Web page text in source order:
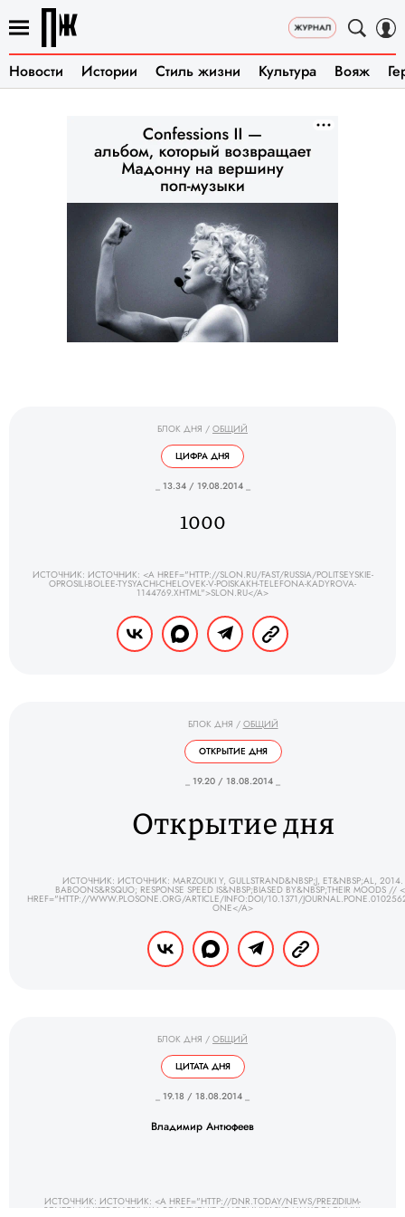
Новости Истории Стиль жизни Культура Вояж
БЛОК ДНЯ / ОБЩИЙ
ЦИФРА ДНЯ
_ 13.34 / 19.08.2014 _
1000
ИСТОЧНИК: ИСТОЧНИК: <A HREF="HTTP://SLON.RU/FAST/RUSSIA/POLITSEYSKIE-
OPROSILI-BOLEE-TYSYACHI-CHELOVEK-V-POISKAKH-TELEFONA-KADYROVA-
1144769.XHTML">SLON.RU</A>
БЛОК ДНЯ / ОБЩИЙ
ОТКРЫТИЕ ДНЯ
_ 19.20 / 18.08.2014 _
Открытие дня
ИСТОЧНИК: ИСТОЧНИК: MARZOUKI Y, GULLSTRAND&NBSP;J, ET&NBSP;AL, 2014.
BABOONS&RSQUO; RESPONSE SPEED IS&NBSP;BIASED BY&NBSP;THEIR MOODS //
HREF="HTTP://WWW.PLOSONE.ORG/ARTICLE/INFO:DOI/10.1371/
ONE</A>
БЛОК ДНЯ / ОБЩИЙ
ЦИТАТА ДНЯ
_ 19.18 / 18.08.2014 _
Владимир Антюфеев
ИСТОЧНИК: ИСТОЧНИК: <A HREF="HTTP://DNR.TODAY/NEWS/PREZIDIUM-
SOVETA-MINISTROV-PRINYAL-POLOZHENIE-O-VOENNYX-SUDAX-I-UGOLOVNYJ-